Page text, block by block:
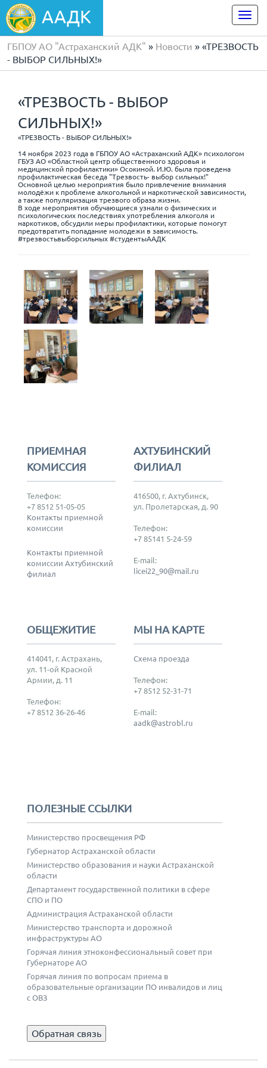
ААДК
ГБПОУ АО "Астраханский АДК" » Новости » «ТРЕЗВОСТЬ
- ВЫБОР СИЛЬНЫХ!»
«ТРЕЗВОСТЬ - ВЫБОР
СИЛЬНЫХ!»
«ТРЕЗВОСТЬ - ВЫБОР СИЛЬНЫХ!»
14 ноября 2023 года в ГБПОУ АО «Астраханский АДК» психологом
ГБУЗ АО «Областной центр общественного здоровья и
медицинской профилактики» Осокиной. И.Ю. была проведена
профилактическая беседа "Трезвость- выбор сильных!"
Основной целью мероприятия было привлечение внимания
молодёжи к проблеме алкогольной и наркотической зависимости,
а также популяризация трезвого образа жизни.
В ходе мероприятия обучающиеся узнали о физических и
психологических последствиях употребления алкоголя и
наркотиков, обсудили меры профилактики, которые помогут
предотвратить попадание молодежи в зависимость.
#трезвостьвыборсильных #студентыААДК
ПРИЕМНАЯ
КОМИССИЯ
Телефон:
+7 8512 51-05-05
Контакты приемной
комиссии
Контакты приемной
комиссии Ахтубинский
филиал
АХТУБИНСКИЙ
ФИЛИАЛ
416500, г. Ахтубинск,
ул. Пролетарская, д. 90
Телефон:
+7 85141 5-24-59
E-mail:
licei22_90@mail.ru
ОБЩЕЖИТИЕ
414041, г. Астрахань,
ул. 11-ой Красной
Армии, д. 11
Телефон:
+7 8512 36-26-46
МЫ НА КАРТЕ
Схема проезда
Телефон:
+7 8512 52-31-71
E-mail:
aadk@astrobl.ru
ПОЛЕЗНЫЕ ССЫЛКИ
Министерство просвещения РФ
Губернатор Астраханской области
Министерство образования и науки Астраханской
области
Департамент государственной политики в сфере
СПО и ПО
Администрация Астраханской области
Министерство транспорта и дорожной
инфраструктуры АО
Горячая линия этноконфессиональный совет при
Губернаторе АО
Горячая линия по вопросам приема в
образовательные организации ПО инвалидов и лиц
с ОВЗ
Обратная связь